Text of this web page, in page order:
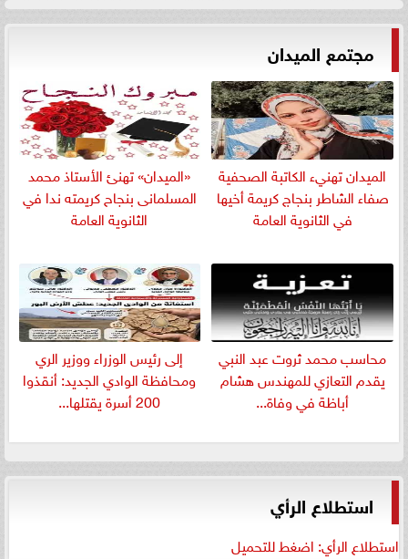
مجتمع الميدان
الميدان تهنيء الكاتبة الصحفية
صفاء الشاطر بنجاج كريمة أخيها
في الثانوية العامة
«الميدان» تهنئ الأستاذ محمد
المسلمانى بنجاح كريمته ندا في
الثانوية العامة
​محاسب محمد ثروت عبد النبي
يقدم التعازي للمهندس هشام
أباظة في وفاة...
إلى رئيس الوزراء ووزير الري
ومحافظة الوادي الجديد: أنقذوا
200 أسرة يقتلها...
استطلاع الرأي
استطلاع الرأي: اضغط للتحميل